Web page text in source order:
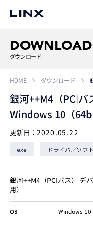
SIパートナー
新卒採用
DOWNLOAD
ダウンロード
HOME ダウンロード
銀河++M4（PCI
Windows 10（
更新日： 2020.05.22
exe ドライバ／ソフ
銀河++M4（PCIバス） デ
用）
OS Windows 10